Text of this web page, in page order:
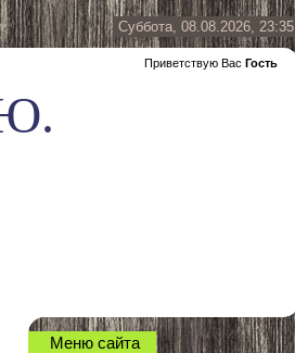
Суббота, 08.08.2026, 23:35
Приветствую Вас Гость
Меню сайта